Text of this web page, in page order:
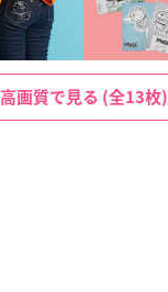
高画質で見る (全13枚)